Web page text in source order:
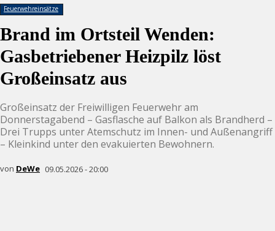
Feuerwehreinsätze
Brand im Ortsteil Wenden:
Gasbetriebener Heizpilz löst
Großeinsatz aus
Großeinsatz der Freiwilligen Feuerwehr am
Donnerstagabend – Gasflasche auf Balkon als Brandherd –
Drei Trupps unter Atemschutz im Innen- und Außenangriff
– Kleinkind unter den evakuierten Bewohnern.
von DeWe 09.05.2026 - 20:00